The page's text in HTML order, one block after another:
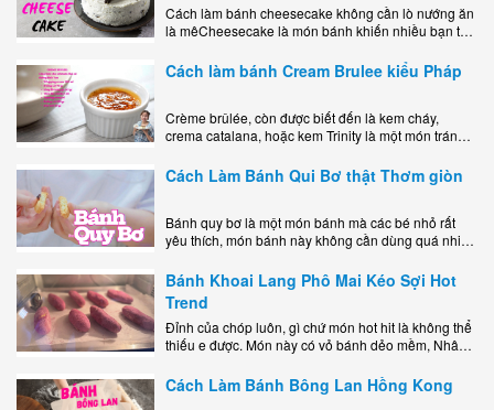
Cách làm bánh cheesecake không cần lò nướng ăn
là mêCheesecake là món bánh khiến nhiều bạn trẻ
kem..
Cách làm bánh Cream Brulee kiểu Pháp
Crème brûlée, còn được biết đến là kem cháy,
crema catalana, hoặc kem Trinity là một món tráng
lớp..
Cách Làm Bánh Qui Bơ thật Thơm giòn
Bánh quy bơ là một món bánh mà các bé nhỏ rất
yêu thích, món bánh này không cần dùng quá nhiều
Bánh Khoai Lang Phô Mai Kéo Sợi Hot
Trend
Đỉnh của chóp luôn, gì chứ món hot hit là không thể
thiếu e được. Món này có vỏ bánh dẻo mềm, Nhân
Cách Làm Bánh Bông Lan Hồng Kong